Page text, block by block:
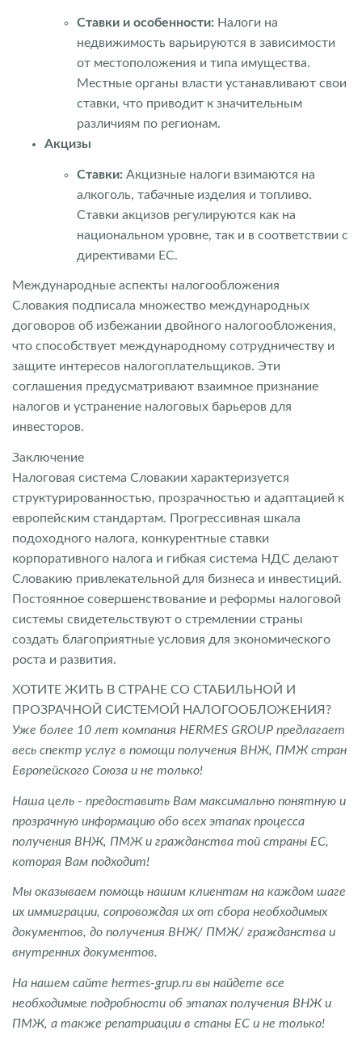
Ставки и особенности: Налоги на
недвижимость варьируются в зависимости
от местоположения и типа имущества.
Местные органы власти устанавливают свои
ставки, что приводит к значительным
различиям по регионам.
Акцизы
Ставки: Акцизные налоги взимаются на
алкоголь, табачные изделия и топливо.
Ставки акцизов регулируются как на
национальном уровне, так и в соответствии с
директивами ЕС.
Международные аспекты налогообложения
Словакия подписала множество международных
договоров об избежании двойного налогообложения,
что способствует международному сотрудничеству и
защите интересов налогоплательщиков. Эти
соглашения предусматривают взаимное признание
налогов и устранение налоговых барьеров для
инвесторов.
Заключение
Налоговая система Словакии характеризуется
структурированностью, прозрачностью и адаптацией к
европейским стандартам. Прогрессивная шкала
подоходного налога, конкурентные ставки
корпоративного налога и гибкая система НДС делают
Словакию привлекательной для бизнеса и инвестиций.
Постоянное совершенствование и реформы налоговой
системы свидетельствуют о стремлении страны
создать благоприятные условия для экономического
роста и развития.
ХОТИТЕ ЖИТЬ В СТРАНЕ СО СТАБИЛЬНОЙ И
ПРОЗРАЧНОЙ СИСТЕМОЙ НАЛОГООБЛОЖЕНИЯ?
Уже более 10 лет компания HERMES GROUP предлагает
весь спектр услуг в помощи получения ВНЖ, ПМЖ стран
Европейского Союза и не только!
Наша цель - предоставить Вам максимально понятную и
прозрачную информацию обо всех этапах процесса
получения ВНЖ, ПМЖ и гражданства той страны ЕС,
которая Вам подходит!
Мы оказываем помощь нашим клиентам на каждом шаге
их иммиграции, сопровождая их от сбора необходимых
документов, до получения ВНЖ/ ПМЖ/ гражданства и
внутренних документов.
На нашем сайте hermes-grup.ru вы найдете все
необходимые подробности об этапах получения ВНЖ и
ПМЖ, а также репатриации в станы ЕС и не только!